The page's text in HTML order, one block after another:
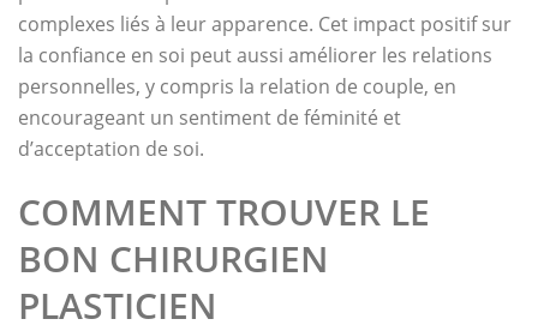
complexes liés à leur apparence. Cet impact positif sur
la confiance en soi peut aussi améliorer les relations
personnelles, y compris la relation de couple, en
encourageant un sentiment de féminité et
d’acceptation de soi.
COMMENT TROUVER LE
BON CHIRURGIEN
PLASTICIEN